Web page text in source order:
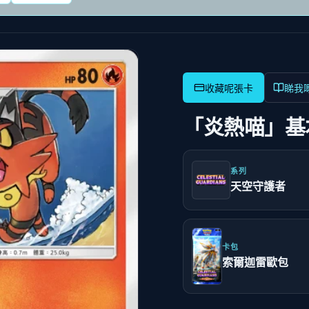
睇我
「炎熱喵」
系列
天空守護者
卡包
索爾迦雷歐包